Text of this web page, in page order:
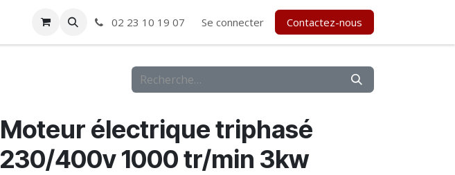
02 23 10 19 07 Se connecter Contactez-nous
Moteur électrique triphasé
230/400v 1000 tr/min 3kw